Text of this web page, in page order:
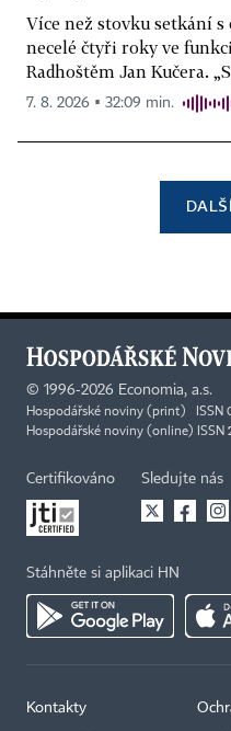
Více než stovku setkání
necelé čtyři roky ve
Radhoštěm Jan Kučera.
7. 8. 2026 ▪ 32:09 min.
© 1996-2026 Economia, a.s.
Hospodářské noviny (print) ISSN
Hospodářské noviny (online) ISSN
Certifikováno Sledujte nás
Stáhněte si aplikaci HN
Kontakty